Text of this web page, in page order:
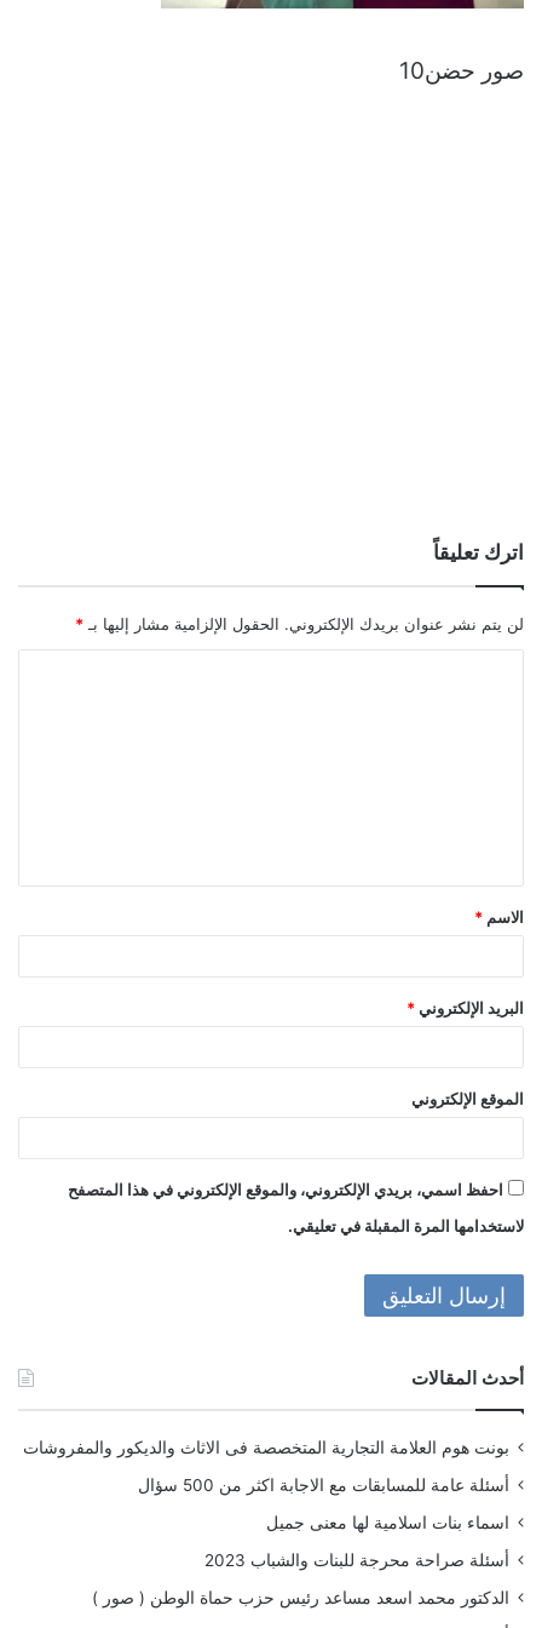
صور حضن10
اترك تعليقاً
لن يتم نشر عنوان بريدك الإلكتروني. الحقول الإلزامية مشار إليها بـ *
ق
*
الاسم *
البريد الإلكتروني *
الموقع الإلكتروني
احفظ اسمي، بريدي الإلكتروني، والموقع الإلكتروني في هذا المتصفح
لاستخدامها المرة المقبلة في تعليقي.
أحدث المقالات
بونت هوم العلامة التجارية المتخصصة فى الاثاث والديكور والمفروشات
أسئلة عامة للمسابقات مع الاجابة اكثر من 500 سؤال
اسماء بنات اسلامية لها معنى جميل
أسئلة صراحة محرجة للبنات والشباب 2023
الدكتور محمد اسعد مساعد رئيس حزب حماة الوطن ( صور )